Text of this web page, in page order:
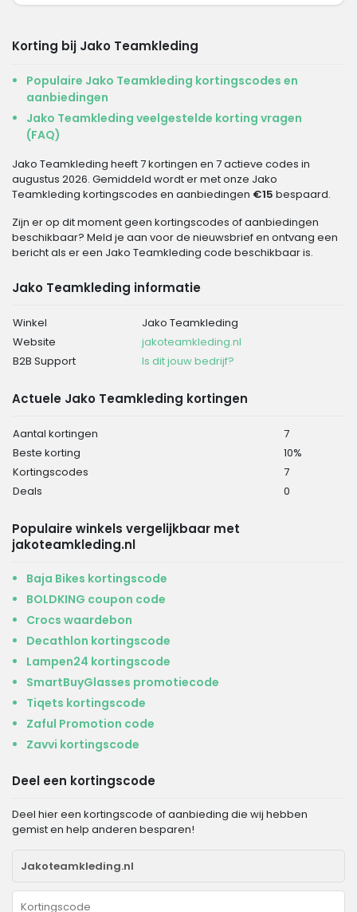
Korting bij Jako Teamkleding
Populaire Jako Teamkleding kortingscodes en
aanbiedingen
Jako Teamkleding veelgestelde korting vragen
(FAQ)
Jako Teamkleding heeft 7 kortingen en 7 actieve codes in
augustus 2026. Gemiddeld wordt er met onze Jako
Teamkleding kortingscodes en aanbiedingen €15 bespaard.
Zijn er op dit moment geen kortingscodes of aanbiedingen
beschikbaar? Meld je aan voor de nieuwsbrief en ontvang een
bericht als er een Jako Teamkleding code beschikbaar is.
Jako Teamkleding informatie
Winkel
Jako Teamkleding
Website
jakoteamkleding.nl
B2B Support
Is dit jouw bedrijf?
Actuele Jako Teamkleding kortingen
Aantal kortingen
7
Beste korting
10%
Kortingscodes
7
Deals
0
Populaire winkels vergelijkbaar met
jakoteamkleding.nl
Baja Bikes kortingscode
BOLDKING coupon code
Crocs waardebon
Decathlon kortingscode
Lampen24 kortingscode
SmartBuyGlasses promotiecode
Tiqets kortingscode
Zaful Promotion code
Zavvi kortingscode
Deel een kortingscode
Deel hier een kortingscode of aanbieding die wij hebben
gemist en help anderen besparen!